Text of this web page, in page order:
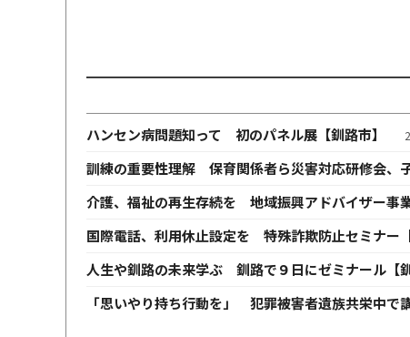
ハンセン病問題知って 初のパネル展【釧路市】
訓練の重要性理解 保育関係者ら災害対応研修会、
介護、福祉の再生存続を 地域振興アドバイザー事
国際電話、利用休止設定を 特殊詐欺防止セミナー【
人生や釧路の未来学ぶ 釧路で９日にゼミナール【釧
「思いやり持ち行動を」 犯罪被害者遺族共栄中で